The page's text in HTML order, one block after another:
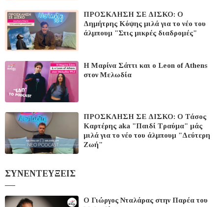
ΠΡΟΣΚΛΗΣΗ ΣΕ ΔΙΣΚΟ: Ο
Δημήτρης Κόψης μιλά για το νέο του
άλμπουμ "Στις μικρές διαδρομές"
Η Μαρίνα Σάττι και ο Leon of Athens
στον Μελωδία
ΠΡΟΣΚΛΗΣΗ ΣΕ ΔΙΣΚΟ: O Τάσος
Καρτέρης aka "Παιδί Τραύμα" μάς
μιλά για το νέο του άλμπουμ "Δεύτερη
Ζωή"
ΣΥΝΕΝΤΕΥΞΕΙΣ
Ο Γιώργος Νταλάρας στην Παρέα του